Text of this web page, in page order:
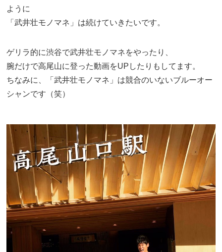
ように
「武井壮モノマネ」は続けていきたいです。
ゲリラ的に渋谷で武井壮モノマネをやったり、
腕だけで高尾山に登った動画をUPしたりもしてます。
ちなみに、「武井壮モノマネ」は競合のいないブルーオー
シャンです（笑）